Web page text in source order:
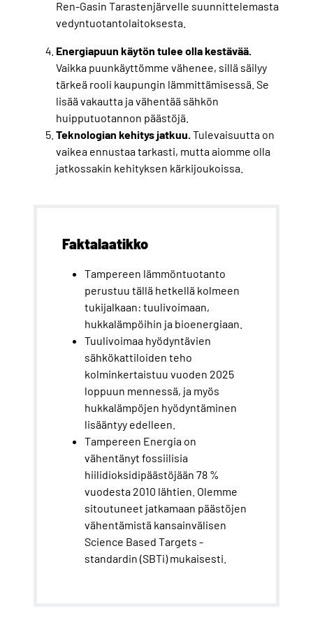
Ren-Gasin Tarastenjärvelle suunnittelemasta
vedyntuotantolaitoksesta.
Energiapuun käytön tulee olla kestävää.
Vaikka puunkäyttömme vähenee, sillä säilyy
tärkeä rooli kaupungin lämmittämisessä. Se
lisää vakautta ja vähentää sähkön
huipputuotannon päästöjä.
Teknologian kehitys jatkuu.Tulevaisuutta on
vaikea ennustaa tarkasti, mutta aiomme olla
jatkossakin kehityksen kärkijoukoissa.
Faktalaatikko
Tampereen lämmöntuotanto
perustuu tällä hetkellä kolmeen
tukijalkaan: tuulivoimaan,
hukkalämpöihin ja bioenergiaan.
Tuulivoimaa hyödyntävien
sähkökattiloiden teho
kolminkertaistuu vuoden 2025
loppuun mennessä, ja myös
hukkalämpöjen hyödyntäminen
lisääntyy edelleen.
Tampereen Energia on
vähentänyt fossiilisia
hiilidioksidipäästöjään 78 %
vuodesta 2010 lähtien. Olemme
sitoutuneet jatkamaan päästöjen
vähentämistä kansainvälisen
Science Based Targets -
standardin (SBTi) mukaisesti.